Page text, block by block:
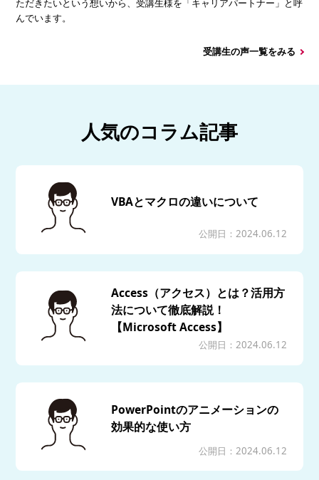
ただきたいという想いから、受講生様を「キャリアパートナー」と呼
んでいます。
受講生の声一覧をみる
人気のコラム記事
VBAとマクロの違いについて
公開日：2024.06.12
Access（アクセス）とは？活用方
法について徹底解説！
【Microsoft Access】
公開日：2024.06.12
PowerPointのアニメーションの
効果的な使い方
公開日：2024.06.12